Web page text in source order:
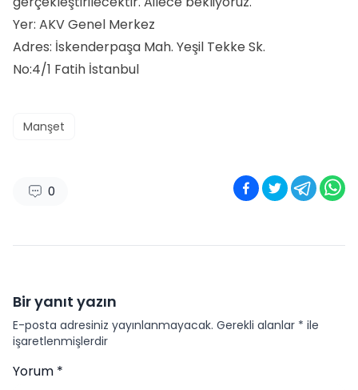
Yer: AKV Genel Merkez
Adres: İskenderpaşa Mah. Yeşil Tekke Sk.
No:4/1 Fatih İstanbul
Manşet
0
Bir yanıt yazın
E-posta adresiniz yayınlanmayacak. Gerekli alanlar * ile
işaretlenmişlerdir
Yorum *